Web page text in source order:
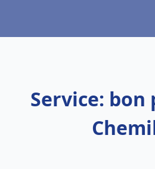
Service: